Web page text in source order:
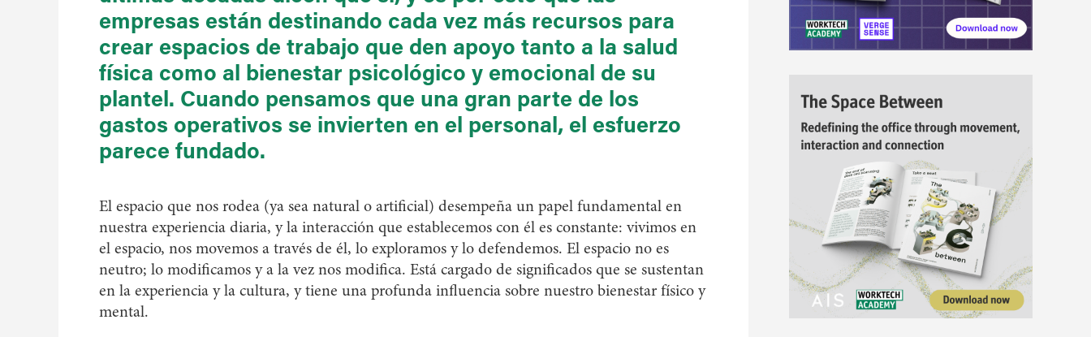
empresas están destinando cada vez más recursos para
crear espacios de trabajo que den apoyo tanto a la salud
física como al bienestar psicológico y emocional de su
plantel. Cuando pensamos que una gran parte de los
gastos operativos se invierten en el personal, el esfuerzo
parece fundado.
El espacio que nos rodea (ya sea natural o artificial) desempeña un papel fundamental en
nuestra experiencia diaria, y la interacción que establecemos con él es constante: vivimos en
el espacio, nos movemos a través de él, lo exploramos y lo defendemos. El espacio no es
neutro; lo modificamos y a la vez nos modifica. Está cargado de significados que se sustentan
en la experiencia y la cultura, y tiene una profunda influencia sobre nuestro bienestar físico y
mental.